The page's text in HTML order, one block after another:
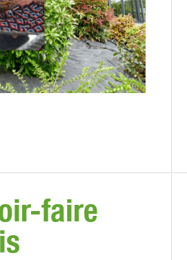
faire